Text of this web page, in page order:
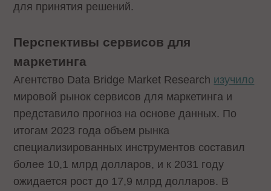
для принятия решений.
Перспективы сервисов для
маркетинга
Агентство Data Bridge Market Research изучило
мировой рынок сервисов для маркетинга и
представило прогноз на основе данных. По
итогам 2023 года объем рынка
специализированных инструментов составил
более 10,1 млрд долларов, и к 2031 году
ожидается рост до 17,9 млрд долларов. В